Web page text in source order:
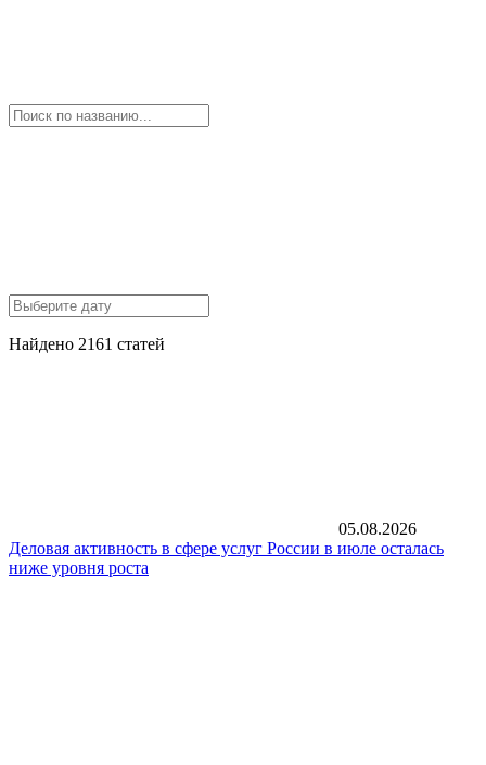
Найдено 2161 статей
05.08.2026
Деловая активность в сфере услуг России в июле осталась
ниже уровня роста